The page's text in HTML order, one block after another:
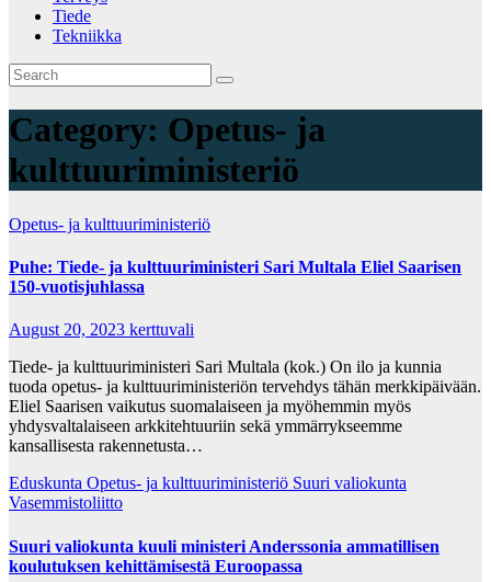
Tiede
Tekniikka
Category: Opetus- ja
kulttuuriministeriö
Opetus- ja kulttuuriministeriö
Puhe: Tiede- ja kulttuuriministeri Sari Multala Eliel Saarisen
150-vuotisjuhlassa
August 20, 2023 kerttuvali
Tiede- ja kulttuuriministeri Sari Multala (kok.) On ilo ja kunnia
tuoda opetus- ja kulttuuriministeriön tervehdys tähän merkkipäivään.
Eliel Saarisen vaikutus suomalaiseen ja myöhemmin myös
yhdysvaltalaiseen arkkitehtuuriin sekä ymmärrykseemme
kansallisesta rakennetusta…
Eduskunta Opetus- ja kulttuuriministeriö Suuri valiokunta
Vasemmistoliitto
Suuri valiokunta kuuli ministeri Anderssonia ammatillisen
koulutuksen kehittämisestä Euroopassa